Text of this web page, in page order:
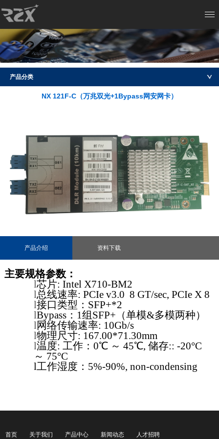
产品分类
NX 121F-C（万兆双光+1Bypass网安网卡）
产品介绍 资料下载
主要规格参数：
l芯片: Intel X710-BM2
l总线速率:PCIe v3.0 8 GT/sec, PCIe X 8
l接口类型： SFP+*2
lBypass ： 1组SFP+ （单模&多模两种）
l 网络传输速率: 10Gb/s
l物理尺寸: 167.00*71.30mm
l温度:工作：0℃ ～ 45℃,储存:: -20°C
～ 75°C
l工作湿度： 5%-90%, non-condensing
首页 关于我们 产品中心 新闻动态 人才招聘